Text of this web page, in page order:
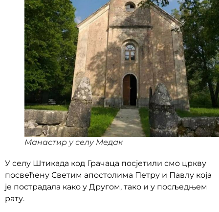
Манастир у селу Медак
У селу Штикада код Грачаца посјетили смо цркву
посвећену Светим апостолима Петру и Павлу која
је пострадала како у Другом, тако и у посљедњем
рату.